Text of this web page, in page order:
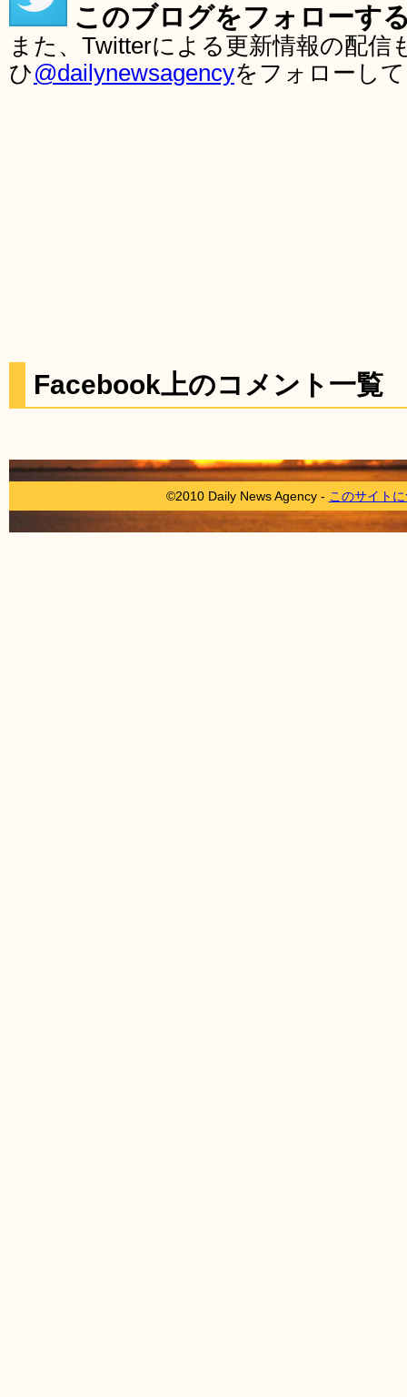
このブログをフォローす
また、Twitterによる更新情報の配
ひ@dailynewsagencyをフォローし
Facebook上のコメント一覧
©2010 Daily News Agency - このサイト